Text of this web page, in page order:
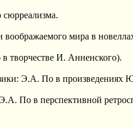
мира в
И. Анненского).
Э.А. По в произведениях
По в перспективной